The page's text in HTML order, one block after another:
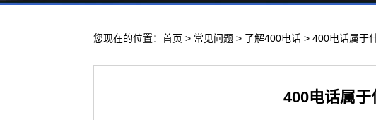
您现在的位置： 首页 > 常见问题 > 了解400电话 > 400电话属于
400电话属于